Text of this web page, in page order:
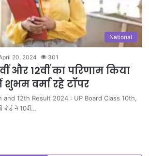
National
20, 2024 301
और 12वीं का परिणाम किया
शुभम वर्मा रहे टॉपर
and 12th Result 2024 : UP Board Class 10th,
ने 10वीं…